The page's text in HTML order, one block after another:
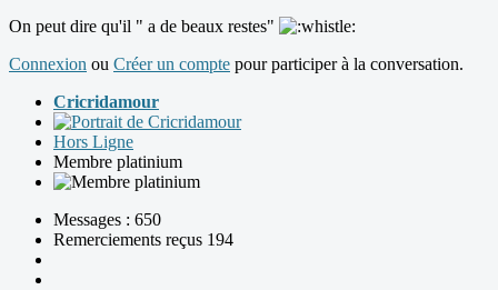
On peut dire qu'il " a de beaux restes"
Connexion ou Créer un compte pour participer à la conversation.
Cricridamour
Hors Ligne
Membre platinium
Messages : 650
Remerciements reçus 194